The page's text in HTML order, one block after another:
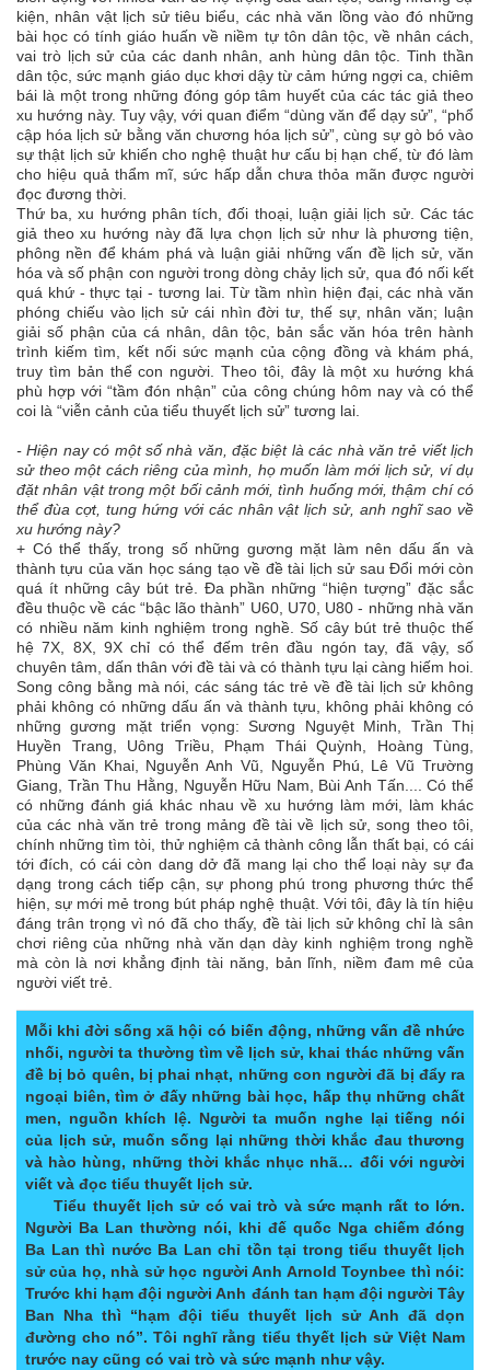
kiện, nhân vật lịch sử tiêu biểu, các nhà văn lồng vào đó những
bài học có tính giáo huấn về niềm tự tôn dân tộc, về nhân cách,
vai trò lịch sử của các danh nhân, anh hùng dân tộc. Tinh thần
dân tộc, sức mạnh giáo dục khơi dậy từ cảm hứng ngợi ca, chiêm
bái là một trong những đóng góp tâm huyết của các tác giả theo
xu hướng này. Tuy vậy, với quan điểm “dùng văn để dạy sử”, “phổ
cập hóa lịch sử bằng văn chương hóa lịch sử”, cùng sự gò bó vào
sự thật lịch sử khiến cho nghệ thuật hư cấu bị hạn chế, từ đó làm
cho hiệu quả thẩm mĩ, sức hấp dẫn chưa thỏa mãn được người
đọc đương thời.
Thứ ba, xu hướng phân tích, đối thoại, luận giải lịch sử. Các tác
giả theo xu hướng này đã lựa chọn lịch sử như là phương tiện,
phông nền để khám phá và luận giải những vấn đề lịch sử, văn
hóa và số phận con người trong dòng chảy lịch sử, qua đó nối kết
quá khứ - thực tại - tương lai. Từ tầm nhìn hiện đại, các nhà văn
phóng chiếu vào lịch sử cái nhìn đời tư, thế sự, nhân văn; luận
giải số phận của cá nhân, dân tộc, bản sắc văn hóa trên hành
trình kiếm tìm, kết nối sức mạnh của cộng đồng và khám phá,
truy tìm bản thể con người. Theo tôi, đây là một xu hướng khá
phù hợp với “tầm đón nhận” của công chúng hôm nay và có thể
coi là “viễn cảnh của tiểu thuyết lịch sử” tương lai.
- Hiện nay có một số nhà văn, đặc biệt là các nhà văn trẻ viết lịch
sử theo một cách riêng của mình, họ muốn làm mới lịch sử, ví dụ
đặt nhân vật trong một bối cảnh mới, tình huống mới, thậm chí có
thể đùa cợt, tung hứng với các nhân vật lịch sử, anh nghĩ sao về
xu hướng này?
+ Có thể thấy, trong số những gương mặt làm nên dấu ấn và
thành tựu của văn học sáng tạo về đề tài lịch sử sau Đổi mới còn
quá ít những cây bút trẻ. Đa phần những “hiện tượng” đặc sắc
đều thuộc về các “bậc lão thành” U60, U70, U80 - những nhà văn
có nhiều năm kinh nghiệm trong nghề. Số cây bút trẻ thuộc thế
hệ 7X, 8X, 9X chỉ có thể đếm trên đầu ngón tay, đã vậy, số
chuyên tâm, dấn thân với đề tài và có thành tựu lại càng hiếm hoi.
Song công bằng mà nói, các sáng tác trẻ về đề tài lịch sử không
phải không có những dấu ấn và thành tựu, không phải không có
những gương mặt triển vọng: Sương Nguyệt Minh, Trần Thị
Huyền Trang, Uông Triều, Phạm Thái Quỳnh, Hoàng Tùng,
Phùng Văn Khai, Nguyễn Anh Vũ, Nguyễn Phú, Lê Vũ Trường
Giang, Trần Thu Hằng, Nguyễn Hữu Nam, Bùi Anh Tấn.... Có thể
có những đánh giá khác nhau về xu hướng làm mới, làm khác
của các nhà văn trẻ trong mảng đề tài về lịch sử, song theo tôi,
chính những tìm tòi, thử nghiệm cả thành công lẫn thất bại, có cái
tới đích, có cái còn dang dở đã mang lại cho thể loại này sự đa
dạng trong cách tiếp cận, sự phong phú trong phương thức thể
hiện, sự mới mẻ trong bút pháp nghệ thuật. Với tôi, đây là tín hiệu
đáng trân trọng vì nó đã cho thấy, đề tài lịch sử không chỉ là sân
chơi riêng của những nhà văn dạn dày kinh nghiệm trong nghề
mà còn là nơi khẳng định tài năng, bản lĩnh, niềm đam mê của
người viết trẻ.
Mỗi khi đời sống xã hội có biến động, những vấn đề nhức
nhối, người ta thường tìm về lịch sử, khai thác những vấn
đề bị bỏ quên, bị phai nhạt, những con người đã bị đẩy ra
ngoại biên, tìm ở đấy những bài học, hấp thụ những chất
men, nguồn khích lệ. Người ta muốn nghe lại tiếng nói
của lịch sử, muốn sống lại những thời khắc đau thương
và hào hùng, những thời khắc nhục nhã… đối với người
viết và đọc tiểu thuyết lịch sử.
Tiểu thuyết lịch sử có vai trò và sức mạnh rất to lớn.
Người Ba Lan thường nói, khi đế quốc Nga chiếm đóng
Ba Lan thì nước Ba Lan chỉ tồn tại trong tiểu thuyết lịch
sử của họ, nhà sử học người Anh Arnold Toynbee thì nói:
Trước khi hạm đội người Anh đánh tan hạm đội người Tây
Ban Nha thì “hạm đội tiểu thuyết lịch sử Anh đã dọn
đường cho nó”. Tôi nghĩ rằng tiểu thyết lịch sử Việt Nam
trước nay cũng có vai trò và sức mạnh như vậy.